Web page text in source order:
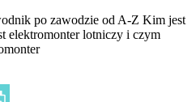
po zawodzie od A-Z Kim jest
elektromonter lotniczy i czym